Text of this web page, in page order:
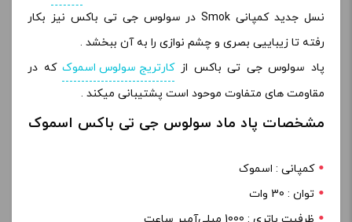
نسل جدید کمپانی Smok در سولوس جی تی باکس نیز بکار
رفته تا زیباییی بصری و چشم نوازی را به آن ببخشد .
پاد سولوس جی تی باکس ازکارتریج سولوس اسموککه در
مقاومت های متفاوت موحود است پشتیبانی میکند .
مشخصات پاد ماد سولوس جی تی باکس اسموک
کمپانی : اسموک
توان : 30 وات